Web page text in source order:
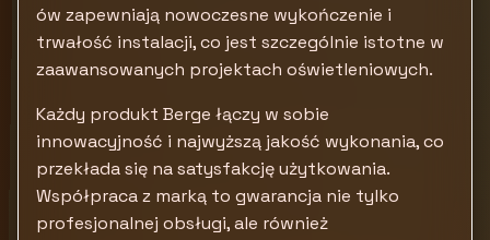
ów zapewniają nowoczesne wykończenie i
trwałość instalacji, co jest szczególnie istotne w
zaawansowanych projektach oświetleniowych.
Każdy produkt Berge łączy w sobie
innowacyjność i najwyższą jakość wykonania, co
przekłada się na satysfakcję użytkowania.
Współpraca z marką to gwarancja nie tylko
profesjonalnej obsługi, ale również